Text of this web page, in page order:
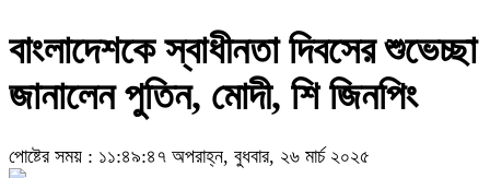
বাংলাদেশকে স্বাধীনতা দিবসের শুভেচ্ছা
জানালেন পুতিন, মোদী, শি জিনপিং
পোষ্টের সময় : ১১:৪৯:৪৭ অপরাহ্ন, বুধবার, ২৬ মার্চ ২০২৫